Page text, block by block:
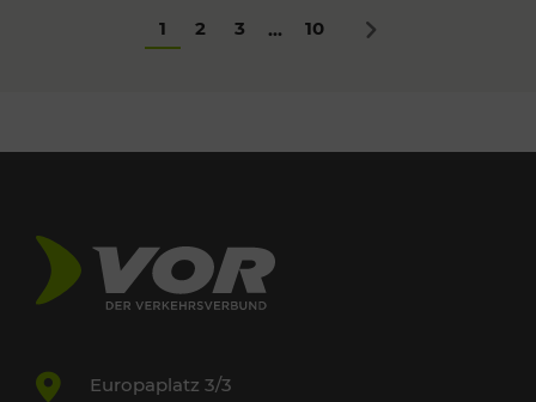
1 2 3 ... 10 Nächstes
Europaplatz 3/3